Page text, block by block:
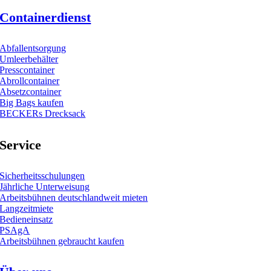
Containerdienst
Abfallentsorgung
Umleerbehälter
Presscontainer
Abrollcontainer
Absetzcontainer
Big Bags kaufen
BECKERs Drecksack
Service
Sicherheitsschulungen
Jährliche Unterweisung
Arbeitsbühnen deutschlandweit mieten
Langzeitmiete
Bedieneinsatz
PSAgA
Arbeitsbühnen gebraucht kaufen